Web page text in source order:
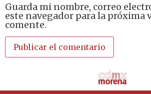
Guarda mi nombre, correo
este navegador para la próxima
comente.